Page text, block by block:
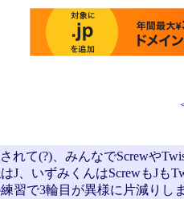
れて(?)、みんなでScrewや
J、いずみくんはScrewもJも
習で3輪目が異様に片減りし